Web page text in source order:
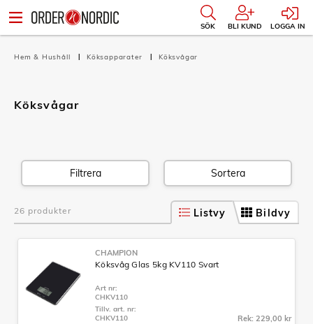
SÖK BLI KUND LOGGA IN
Hem & Hushåll Köksapparater Köksvågar
Köksvågar
Filtrera Sortera
26 produkter Bildvy
Listvy
CHAMPION
Köksvåg Glas 5kg KV110 Svart
Art nr:
CHKV110
Tillv. art. nr:
CHKV110
Rek: 229,00 kr